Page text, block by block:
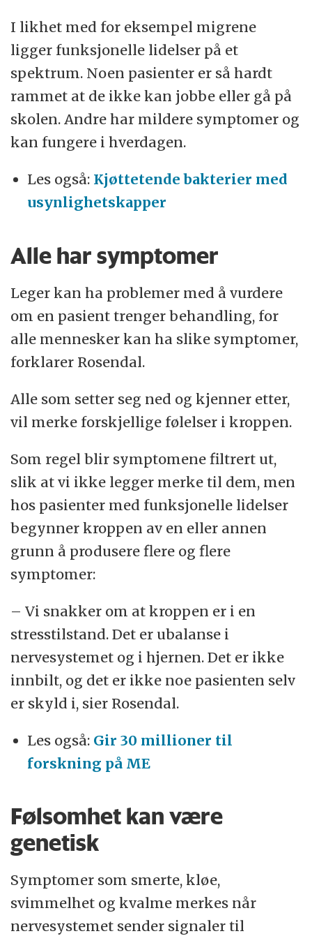
I likhet med for eksempel migrene
ligger funksjonelle lidelser på et
spektrum. Noen pasienter er så hardt
rammet at de ikke kan jobbe eller gå på
skolen. Andre har mildere symptomer og
kan fungere i hverdagen.
Les også: Kjøttetende bakterier med
usynlighetskapper
Alle har symptomer
Leger kan ha problemer med å vurdere
om en pasient trenger behandling, for
alle mennesker kan ha slike symptomer,
forklarer Rosendal.
Alle som setter seg ned og kjenner etter,
vil merke forskjellige følelser i kroppen.
Som regel blir symptomene filtrert ut,
slik at vi ikke legger merke til dem, men
hos pasienter med funksjonelle lidelser
begynner kroppen av en eller annen
grunn å produsere flere og flere
symptomer:
– Vi snakker om at kroppen er i en
stresstilstand. Det er ubalanse i
nervesystemet og i hjernen. Det er ikke
innbilt, og det er ikke noe pasienten selv
er skyld i, sier Rosendal.
Les også: Gir 30 millioner til
forskning på ME
Følsomhet kan være
genetisk
Symptomer som smerte, kløe,
svimmelhet og kvalme merkes når
nervesystemet sender signaler til